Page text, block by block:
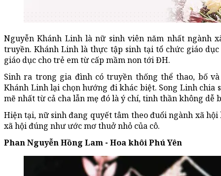
Nguyễn Khánh Linh là nữ sinh viên năm nhất ngành
truyền. Khánh Linh là thực tập sinh tại tổ chức giáo
giáo dục cho trẻ em từ cấp mầm non tới ĐH.
Sinh ra trong gia đình có truyền thống thể thao, bố
Khánh Linh lại chọn hướng đi khác biệt. Song Linh
mẽ nhất từ cả cha lẫn mẹ đó là ý chí, tinh thần không dễ
Hiện tại, nữ sinh đang quyết tâm theo đuổi ngành xã
xã hội đúng như ước mơ thuở nhỏ của cô.
Phan Nguyễn Hồng Lam - Hoa khôi Phú Yên